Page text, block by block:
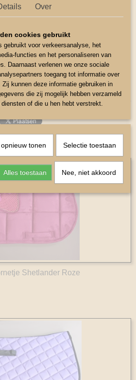
steentjes
Shetlander Roze
Over
cookies gebruikt
gebruikt voor verkeersanalyse, het
functies en het personaliseren van
Daarnaast verlenen we onze sociale
toegang tot informatie over
kunnen deze informatie gebruiken in
die zij mogelijk hebben verzameld
of die u hen hebt verstrekt.
tonen Selectie toestaan
Alles toestaan Nee, niet akkoord